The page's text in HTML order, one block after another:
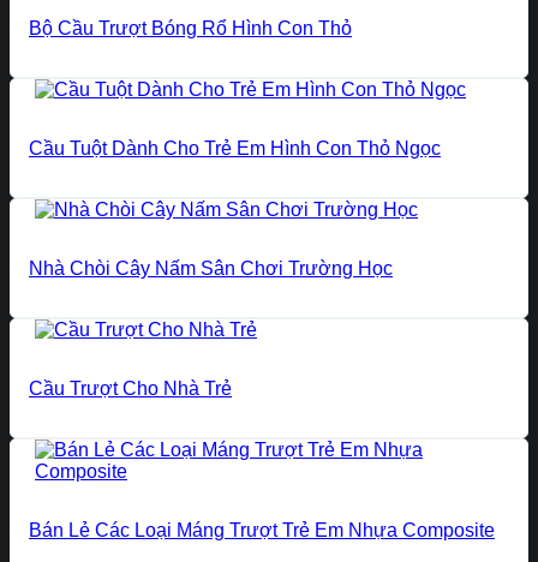
Bộ Cầu Trượt Bóng Rổ Hình Con Thỏ
Cầu Tuột Dành Cho Trẻ Em Hình Con Thỏ Ngọc
Nhà Chòi Cây Nấm Sân Chơi Trường Học
Cầu Trượt Cho Nhà Trẻ
Bán Lẻ Các Loại Máng Trượt Trẻ Em Nhựa Composite